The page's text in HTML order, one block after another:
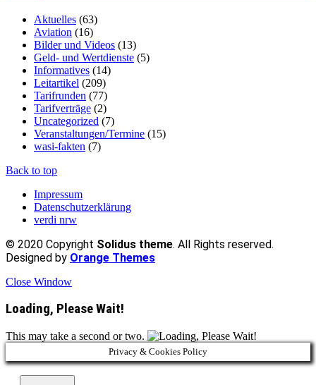
Aktuelles (63)
Aviation (16)
Bilder und Videos (13)
Geld- und Wertdienste (5)
Informatives (14)
Leitartikel (209)
Tarifrunden (77)
Tarifverträge (2)
Uncategorized (7)
Veranstaltungen/Termine (15)
wasi-fakten (7)
Back to top
Impressum
Datenschutzerklärung
verdi nrw
© 2020 Copyright Solidus theme. All Rights reserved.
Designed by Orange Themes
Close Window
Loading, Please Wait!
This may take a second or two.
Privacy & Cookies Policy